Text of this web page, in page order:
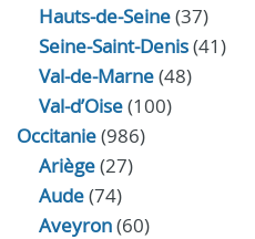
Hauts-de-Seine(37)
Seine-Saint-Denis(41)
Val-de-Marne(48)
Val-d’Oise(100)
Occitanie(986)
Ariège(27)
Aude(74)
Aveyron(60)